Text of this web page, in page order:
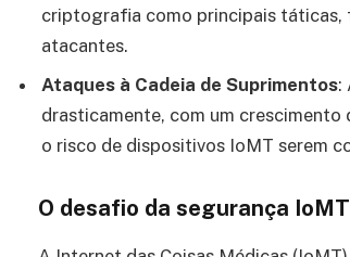
criptografia como principais táticas,
atacantes.
Ataques à Cadeia de Suprimentos:
drasticamente, com um crescimento
o risco de dispositivos IoMT serem
O desafio da segurança IoMT